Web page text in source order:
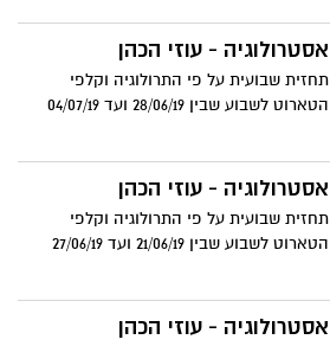
אסטרולוגיה - עוזי הכהן
תחזית שבועית על פי התרולוגיה וקלפי
הטארוט לשבוע שבין 28/06/19 ועד 04/07/19
אסטרולוגיה - עוזי הכהן
תחזית שבועית על פי התרולוגיה וקלפי
הטארוט לשבוע שבין 21/06/19 ועד 27/06/19
אסטרולוגיה - עוזי הכהן